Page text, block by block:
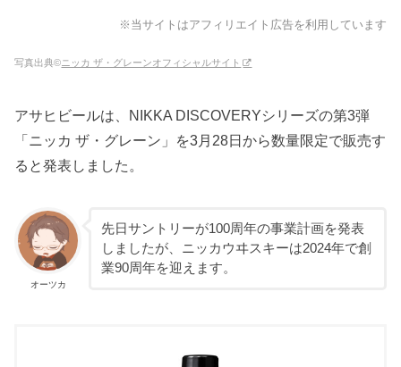
※当サイトはアフィリエイト広告を利用しています
写真出典©ニッカ ザ・グレーンオフィシャルサイト
アサヒビールは、NIKKA DISCOVERYシリーズの第3弾
「ニッカ ザ・グレーン」を3月28日から数量限定で販売す
ると発表しました。
オーツカ
先日サントリーが100周年の事業計画を発表
しましたが、ニッカウヰスキーは2024年で創
業90周年を迎えます。